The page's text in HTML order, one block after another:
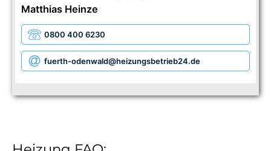
Matthias Heinze
0800 400 6230
fuerth-odenwald@heizungsbetrieb24.de